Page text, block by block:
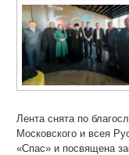
Лента снята по
Московского и всея
«Спас» и посвящена